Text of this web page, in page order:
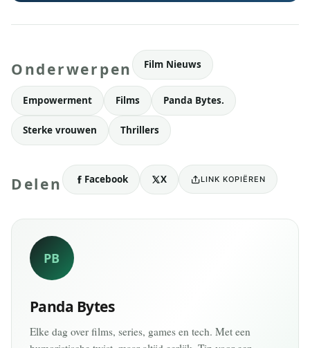
Onderwerpen Film Nieuws
Empowerment Films Panda Bytes.
Sterke vrouwen Thrillers
Delen Facebook X LINK KOPIËREN
PB
Panda Bytes
Elke dag over films, series, games en tech. Met een